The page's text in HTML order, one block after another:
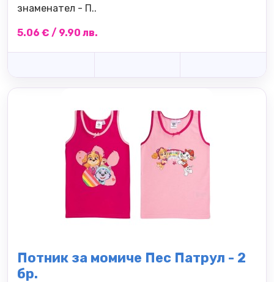
знаменател - П..
5.06 € / 9.90 лв.
Потник за момиче Пес Патрул - 2
бр.